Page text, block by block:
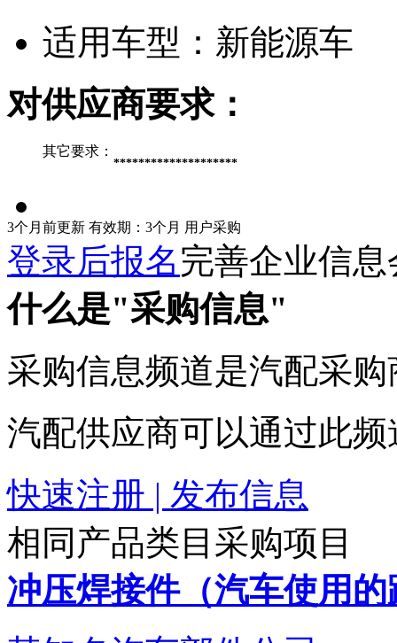
适用车型： 新能源车
对供应商要求：
其它要求：
********************
3个月前更新 有效期：3个月 用户采购
登录后报名完善企业信
什么是"采购信息"
采购信息频道是汽配采
汽配供应商可以通过此
快速注册 | 发布信息
相同产品类目采购项目
冲压焊接件（汽车使用